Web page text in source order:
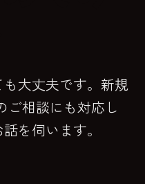
大丈夫です。新規
ご相談にも対応し
を伺います。